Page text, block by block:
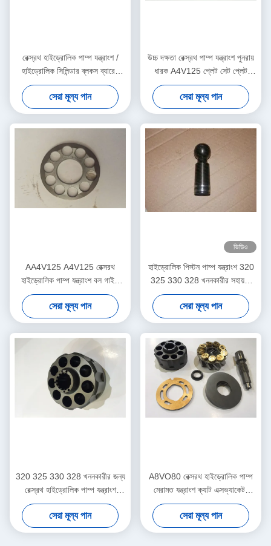
রেক্স্রথ হাইড্রোলিক পাম্প যন্ত্রাংশ /
হাইড্রোলিক সিলিন্ডার ব্লকস ব্যারেল
মেরামত করা
সেরা মূল্য পান
উচ্চ দক্ষতা রেক্স্রথ পাম্প যন্ত্রাংশ পুনরায়
ধারক A4V125 প্লেট সেট প্লেট
প্রতিষ্ঠিত
সেরা মূল্য পান
AA4V125 A4V125 রেক্সরথ
হাইড্রোলিক পাম্প যন্ত্রাংশ বল গাইড
তেল সীল খাদ সীল অন্তর্ভুক্ত
সেরা মূল্য পান
ভিডিও
হাইড্রোলিক পিস্টন পাম্প যন্ত্রাংশ 320
325 330 328 খননকারীর সহায়তা
EX200 সিরিজ
সেরা মূল্য পান
320 325 330 328 খননকারীর জন্য
রেক্স্রথ হাইড্রোলিক পাম্প যন্ত্রাংশ
পুনর্নির্মাণ
সেরা মূল্য পান
A8VO80 রেক্সরথ হাইড্রোলিক পাম্প
মেরামত যন্ত্রাংশ ক্যাট এক্সভ্যাকেটর
মেরামত আইএসও
সেরা মূল্য পান